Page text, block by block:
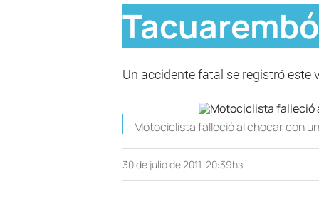
Tacuarembó
Un accidente fatal se registró este
Motociclista falleció al chocar con
30 de julio de 2011, 20:39hs